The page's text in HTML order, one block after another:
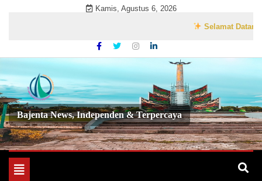
Kamis, Agustus 6, 2026
Selamat Datang di
Bajenta News, Independen & Terpercaya
Toggle